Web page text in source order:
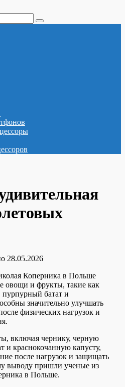
28.05.2026
Коперника в Польше
овощи и фрукты, такие как
пурпурный батат и
значительно улучшать
физических нагрузок и
включая чернику, черную
и краснокочанную капусту,
после нагрузок и защищать
выводу пришли ученые из
в Польше.